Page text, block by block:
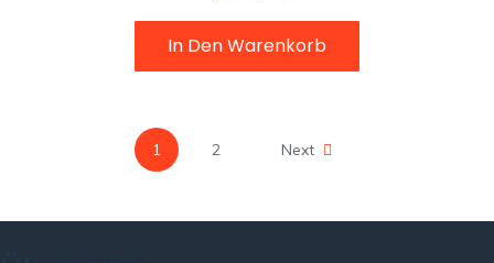
In Den Warenkorb
1 2 Next